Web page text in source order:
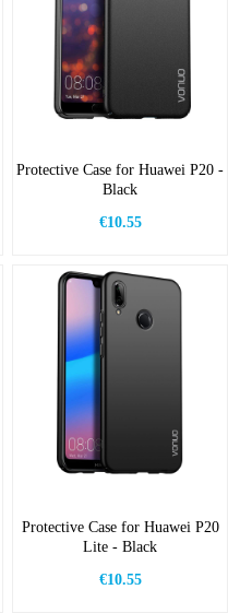
Protective Case for Huawei P20 -
Black
€10.55
Protective Case for Huawei P20
Lite - Black
€10.55